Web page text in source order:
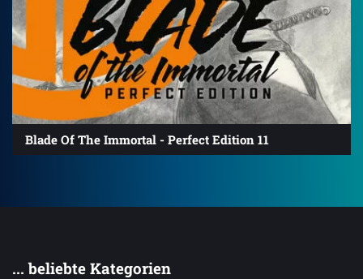
Blade Of The Immortal - Perfect Edition 11
... beliebte Kategorien